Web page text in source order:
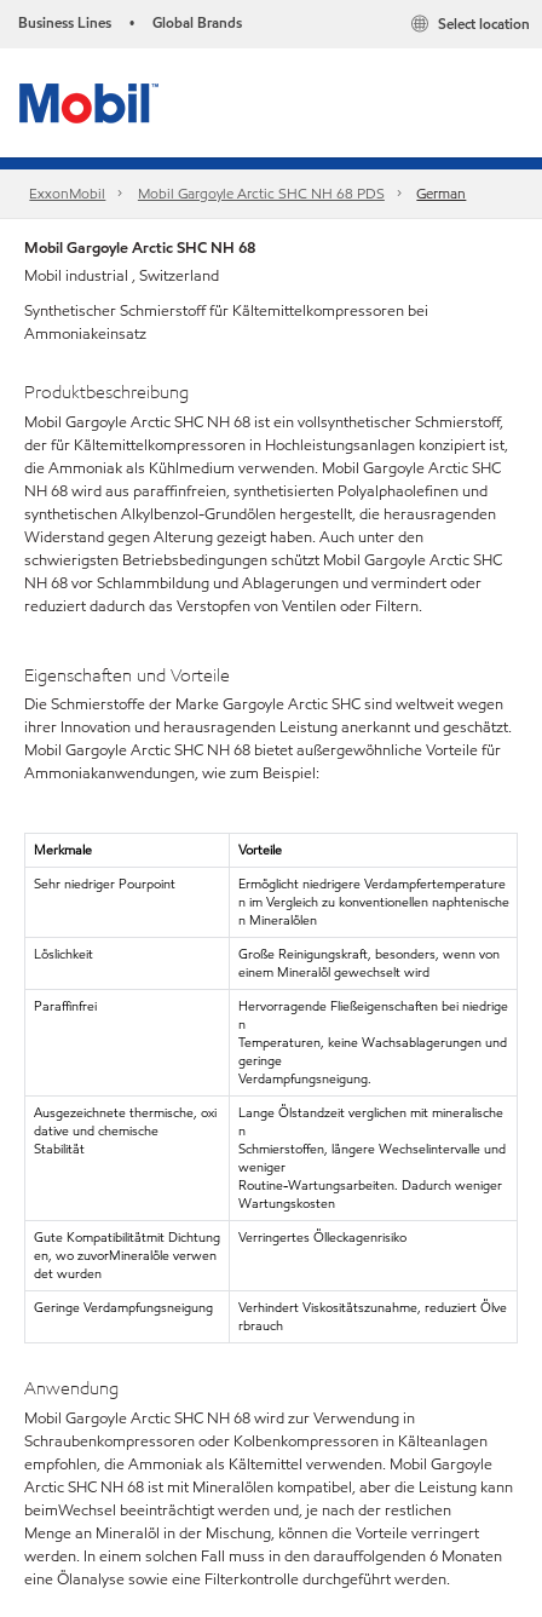
Business Lines • Global Brands Select location
ExxonMobil Mobil Gargoyle Arctic SHC NH 68 PDS German
Mobil Gargoyle Arctic SHC NH 68
Mobil industrial , Switzerland
Synthetischer Schmierstoff für Kältemittelkompressoren bei
Ammoniakeinsatz
Produktbeschreibung
Mobil Gargoyle Arctic SHC NH 68 ist ein vollsynthetischer Schmierstoff,
der für Kältemittelkompressoren in Hochleistungsanlagen konzipiert ist,
die Ammoniak als Kühlmedium verwenden. Mobil Gargoyle Arctic SHC
NH 68 wird aus paraffinfreien, synthetisierten Polyalphaolefinen und
synthetischen Alkylbenzol-Grundölen hergestellt, die herausragenden
Widerstand gegen Alterung gezeigt haben. Auch unter den
schwierigsten Betriebsbedingungen schützt Mobil Gargoyle Arctic SHC
NH 68 vor Schlammbildung und Ablagerungen und vermindert oder
reduziert dadurch das Verstopfen von Ventilen oder Filtern.
Eigenschaften und Vorteile
Die Schmierstoffe der Marke Gargoyle Arctic SHC sind weltweit wegen
ihrer Innovation und herausragenden Leistung anerkannt und geschätzt.
Mobil Gargoyle Arctic SHC NH 68 bietet außergewöhnliche Vorteile für
Ammoniakanwendungen, wie zum Beispiel:
Merkmale
Vorteile
Sehr niedriger Pourpoint
Ermöglicht niedrigere Verdampfertemperature
n im Vergleich zu konventionellen naphtenische
n Mineralölen
Löslichkeit
Große Reinigungskraft, besonders, wenn von
einem Mineralöl gewechselt wird
Paraffinfrei
Hervorragende Fließeigenschaften bei niedrige
n
Temperaturen, keine Wachsablagerungen und
geringe
Verdampfungsneigung.
Ausgezeichnete thermische, oxi
dative und chemische
Stabilität
Lange Ölstandzeit verglichen mit mineralische
n
Schmierstoffen, längere Wechselintervalle und
weniger
Routine-Wartungsarbeiten. Dadurch weniger
Wartungskosten
Gute Kompatibilitätmit Dichtung
en, wo zuvorMineralöle verwen
det wurden
Verringertes Ölleckagenrisiko
Geringe Verdampfungsneigung
Verhindert Viskositätszunahme, reduziert Ölve
rbrauch
Anwendung
Mobil Gargoyle Arctic SHC NH 68 wird zur Verwendung in
Schraubenkompressoren oder Kolbenkompressoren in Kälteanlagen
empfohlen, die Ammoniak als Kältemittel verwenden. Mobil Gargoyle
Arctic SHC NH 68 ist mit Mineralölen kompatibel, aber die Leistung kann
beimWechsel beeinträchtigt werden und, je nach der restlichen
Menge an Mineralöl in der Mischung, können die Vorteile verringert
werden. In einem solchen Fall muss in den darauffolgenden 6 Monaten
eine Ölanalyse sowie eine Filterkontrolle durchgeführt werden.